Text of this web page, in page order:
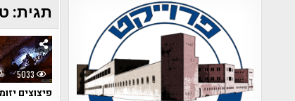
תגית:
5033
פיצוצים